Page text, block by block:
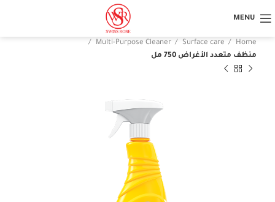
MENU
Home
Surface care
Multi-Purpose Cleaner
منظف ​​متعدد الأغراض 750 مل